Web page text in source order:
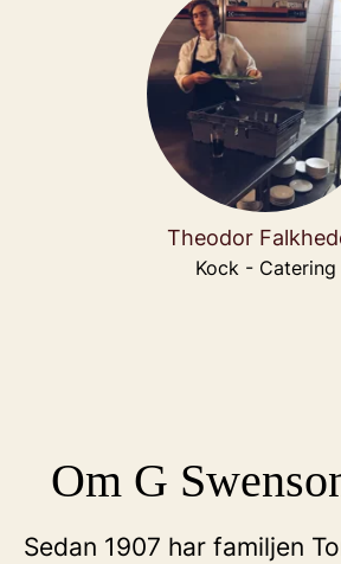
Theodor
Kock - Catering
Om G
Sedan 1907 har familjen